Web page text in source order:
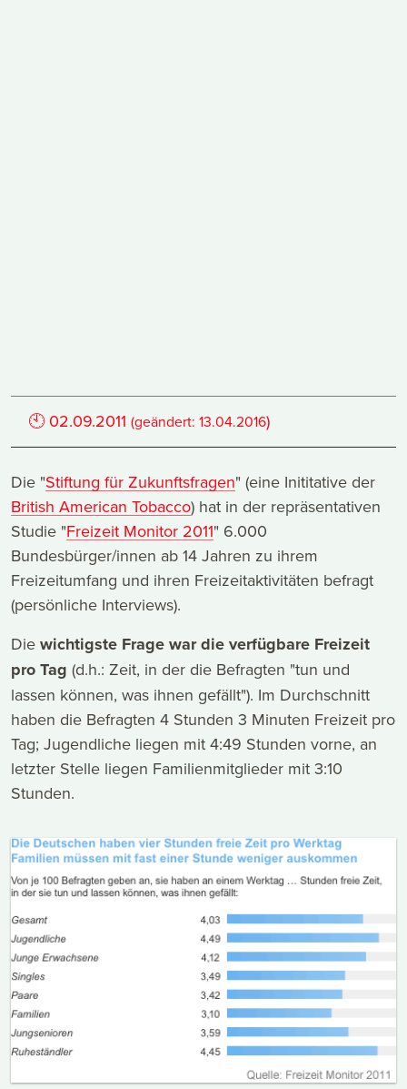
🕙 02.09.2011 (geändert:13.04.2016)
Die "Stiftung für Zukunftsfragen" (eine Inititative der
British American Tobacco) hat in der repräsentativen
Studie "Freizeit Monitor 2011" 6.000
Bundesbürger/innen ab 14 Jahren zu ihrem
Freizeitumfang und ihren Freizeitaktivitäten befragt
(persönliche Interviews).
Die wichtigste Frage war die verfügbare Freizeit
pro Tag (d.h.: Zeit, in der die Befragten "tun und
lassen können, was ihnen gefällt"). Im Durchschnitt
haben die Befragten 4 Stunden 3 Minuten Freizeit pro
Tag; Jugendliche liegen mit 4:49 Stunden vorne, an
letzter Stelle liegen Familienmitglieder mit 3:10
Stunden.